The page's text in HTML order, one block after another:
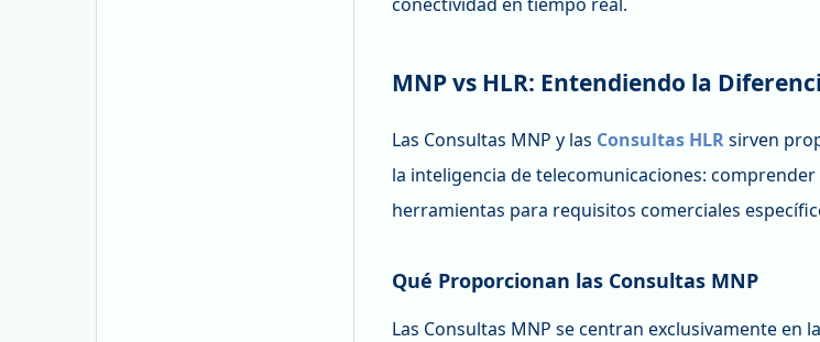
MNP vs HLR: Entendiendo la
Las Consultas MNP y las Consultas HLRsirven
la inteligencia de telecomunicaciones:
herramientas para requisitos comerciales
Qué Proporcionan las Consultas MNP
Las Consultas MNP se centran exclusivamente